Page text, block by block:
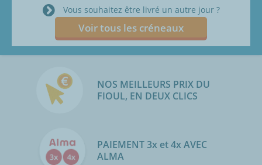
Vous souhaitez être livré un autre jour ?
Voir tous les créneaux
NOS MEILLEURS PRIX DU
FIOUL, EN DEUX CLICS
PAIEMENT 3x et 4x AVEC
ALMA